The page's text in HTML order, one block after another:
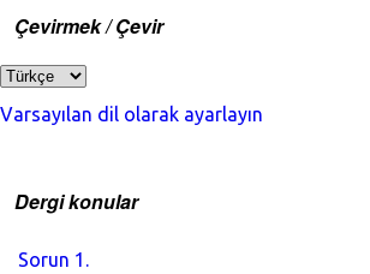
Çevirmek / Çevir
Varsayılan dil olarak ayarlayın
Dergi konular
Sorun 1.